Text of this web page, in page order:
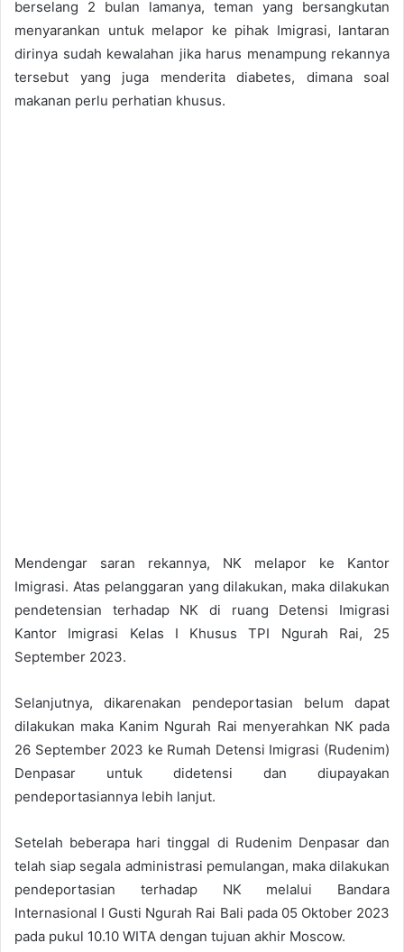
berselang 2 bulan lamanya, teman yang bersangkutan
menyarankan untuk melapor ke pihak Imigrasi, lantaran
dirinya sudah kewalahan jika harus menampung rekannya
tersebut yang juga menderita diabetes, dimana soal
makanan perlu perhatian khusus.
Mendengar saran rekannya, NK melapor ke Kantor
Imigrasi. Atas pelanggaran yang dilakukan, maka dilakukan
pendetensian terhadap NK di ruang Detensi Imigrasi
Kantor Imigrasi Kelas I Khusus TPI Ngurah Rai, 25
September 2023.
Selanjutnya, dikarenakan pendeportasian belum dapat
dilakukan maka Kanim Ngurah Rai menyerahkan NK pada
26 September 2023 ke Rumah Detensi Imigrasi (Rudenim)
Denpasar untuk didetensi dan diupayakan
pendeportasiannya lebih lanjut.
Setelah beberapa hari tinggal di Rudenim Denpasar dan
telah siap segala administrasi pemulangan, maka dilakukan
pendeportasian terhadap NK melalui Bandara
Internasional I Gusti Ngurah Rai Bali pada 05 Oktober 2023
pada pukul 10.10 WITA dengan tujuan akhir Moscow.